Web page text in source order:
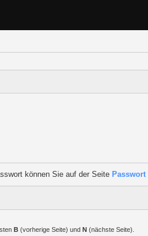
können Sie auf der Seite
B (vorherige Seite) und N (nächste Seite).